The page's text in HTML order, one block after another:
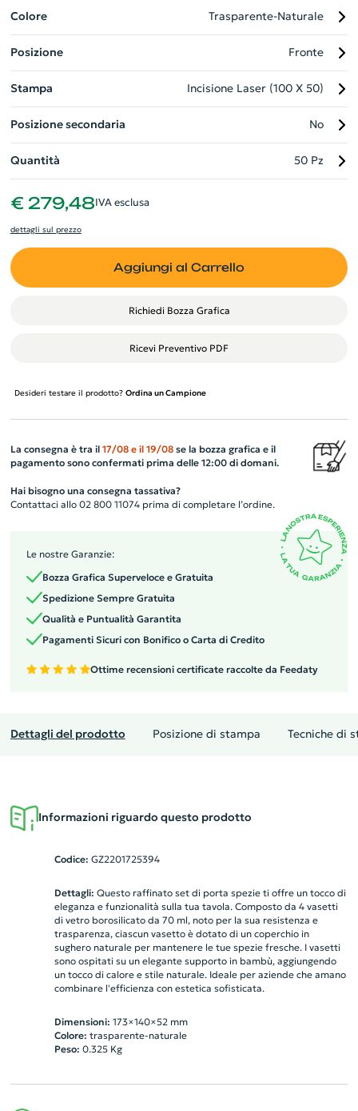
un tocco di calore e stile naturale. Ideale per aziende che
amano combinare l'efficienza con estetica sofisticata.
Colore Trasparente-Naturale
Posizione Fronte
Stampa Incisione Laser (100 X 50)
Posizione secondaria No
Quantità 50 Pz
€ 279,48IVA esclusa
dettagli sul prezzo
Aggiungi al Carrello
Richiedi Bozza Grafica
Ricevi Preventivo PDF
Desideri testare il prodotto? Ordina un Campione
La consegna è tra il 17/08 e il 19/08se la bozza grafica e il
pagamento sono confermati prima delle 12:00 di domani.
Hai bisogno una consegna tassativa?
Contattaci allo 02 800 11074 prima di completare l’ordine.
Le nostre Garanzie:
Bozza Grafica Superveloce e Gratuita
Spedizione Sempre Gratuita
Qualità e Puntualità Garantita
Pagamenti Sicuri con Bonifico o Carta di Credito
Ottime recensioni certificate raccolte da Feedaty
Dettagli del prodotto Posizione di stampa Tecniche di
Informazioni riguardo questo prodotto
Codice: GZ2201725394
Dettagli: Questo raffinato set di porta spezie ti offre un tocco di
eleganza e funzionalità sulla tua tavola. Composto da 4 vasetti
di vetro borosilicato da 70 ml, noto per la sua resistenza e
trasparenza, ciascun vasetto è dotato di un coperchio in
sughero naturale per mantenere le tue spezie fresche. I vasetti
sono ospitati su un elegante supporto in bambù, aggiungendo
un tocco di calore e stile naturale. Ideale per aziende che amano
combinare l'efficienza con estetica sofisticata.
Dimensioni: 173×140×52 mm
Colore: trasparente-naturale
Peso: 0.325Kg